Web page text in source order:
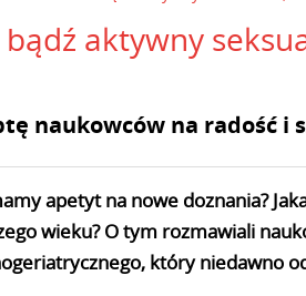
bądź aktywny
naukowców na radość i
apetyt na nowe doznania?
wieku? O tym rozmawiali
który niedawno